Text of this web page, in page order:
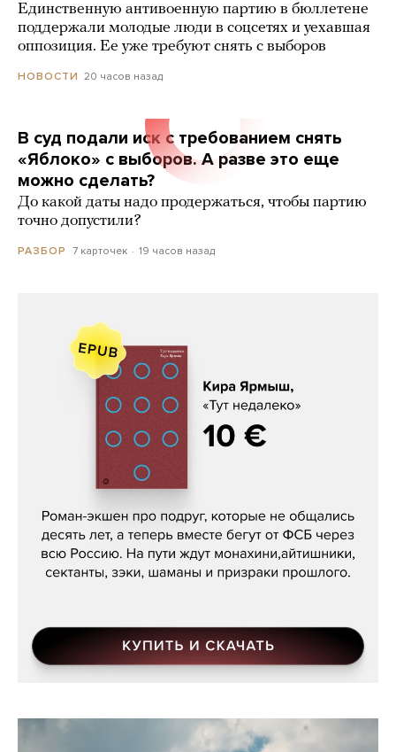
Единственную антивоенную партию в бюллетене
поддержали молодые люди в соцсетях и уехавшая
оппозиция. Ее уже требуют снять с выборов
НОВОСТИ 20 часов назад
В суд подали иск с требованием снять
«Яблоко» с выборов. А разве это еще
можно сделать?
До какой даты надо продержаться, чтобы партию
точно допустили?
РАЗБОР 7 карточек 19 часов назад
Кира Ярмыш, «Тут недалеко»